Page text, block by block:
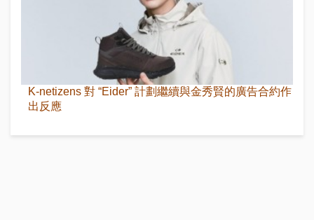
K-netizens 對 “Eider” 計劃繼續與金秀賢的廣告合約作
出反應